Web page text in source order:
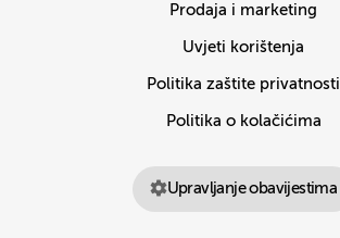
Prodaja i marketing
Uvjeti korištenja
Politika zaštite privatnosti
Politika o kolačićima
Upravljanje obavijestima